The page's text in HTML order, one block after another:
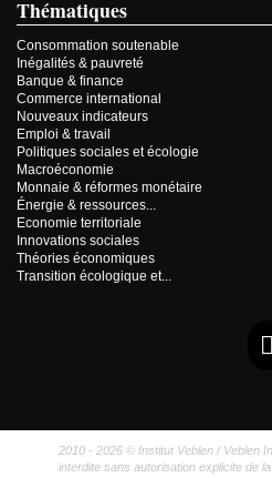
Thématiques
Consommation soutenable
Inégalités & pauvreté
Banque & finance
Commerce international
Nouveaux indicateurs
Emploi & travail
Politiques sociales et écologie
Macroéconomie
Monnaie & réformes monétaire
Énergie & ressources...
Economie territoriale
Innovations sociales
Théories économiques
Transition écologique et...
2010 - 2026 © Institut Veblen / Veblen
interdite sans autorisation explicite de la